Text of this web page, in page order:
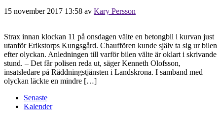
15 november 2017 13:58 av Kary Persson
Strax innan klockan 11 på onsdagen välte en betongbil i kurvan just
utanför Erikstorps Kungsgård. Chauffören kunde själv ta sig ur bilen
efter olyckan. Anledningen till varför bilen välte är oklart i skrivande
stund. – Det får polisen reda ut, säger Kenneth Olofsson,
insatsledare på Räddningstjänsten i Landskrona. I samband med
olyckan läckte en mindre […]
Senaste
Kalender